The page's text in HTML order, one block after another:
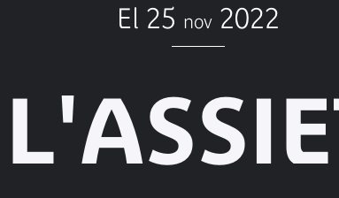
El 25 nov 2022